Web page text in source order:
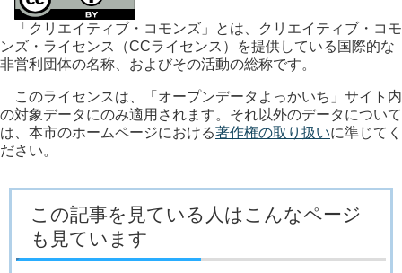
「クリエイティブ・コモンズ」とは、クリエイティブ・コモ
ンズ・ライセンス（CCライセンス）を提供している国際的な
非営利団体の名称、およびその活動の総称です。
このライセンスは、「オープンデータよっかいち」サイト内
の対象データにのみ適用されます。それ以外のデータについて
は、本市のホームページにおける著作権の取り扱いに準じてく
ださい。
この記事を見ている人はこんなページ
も見ています